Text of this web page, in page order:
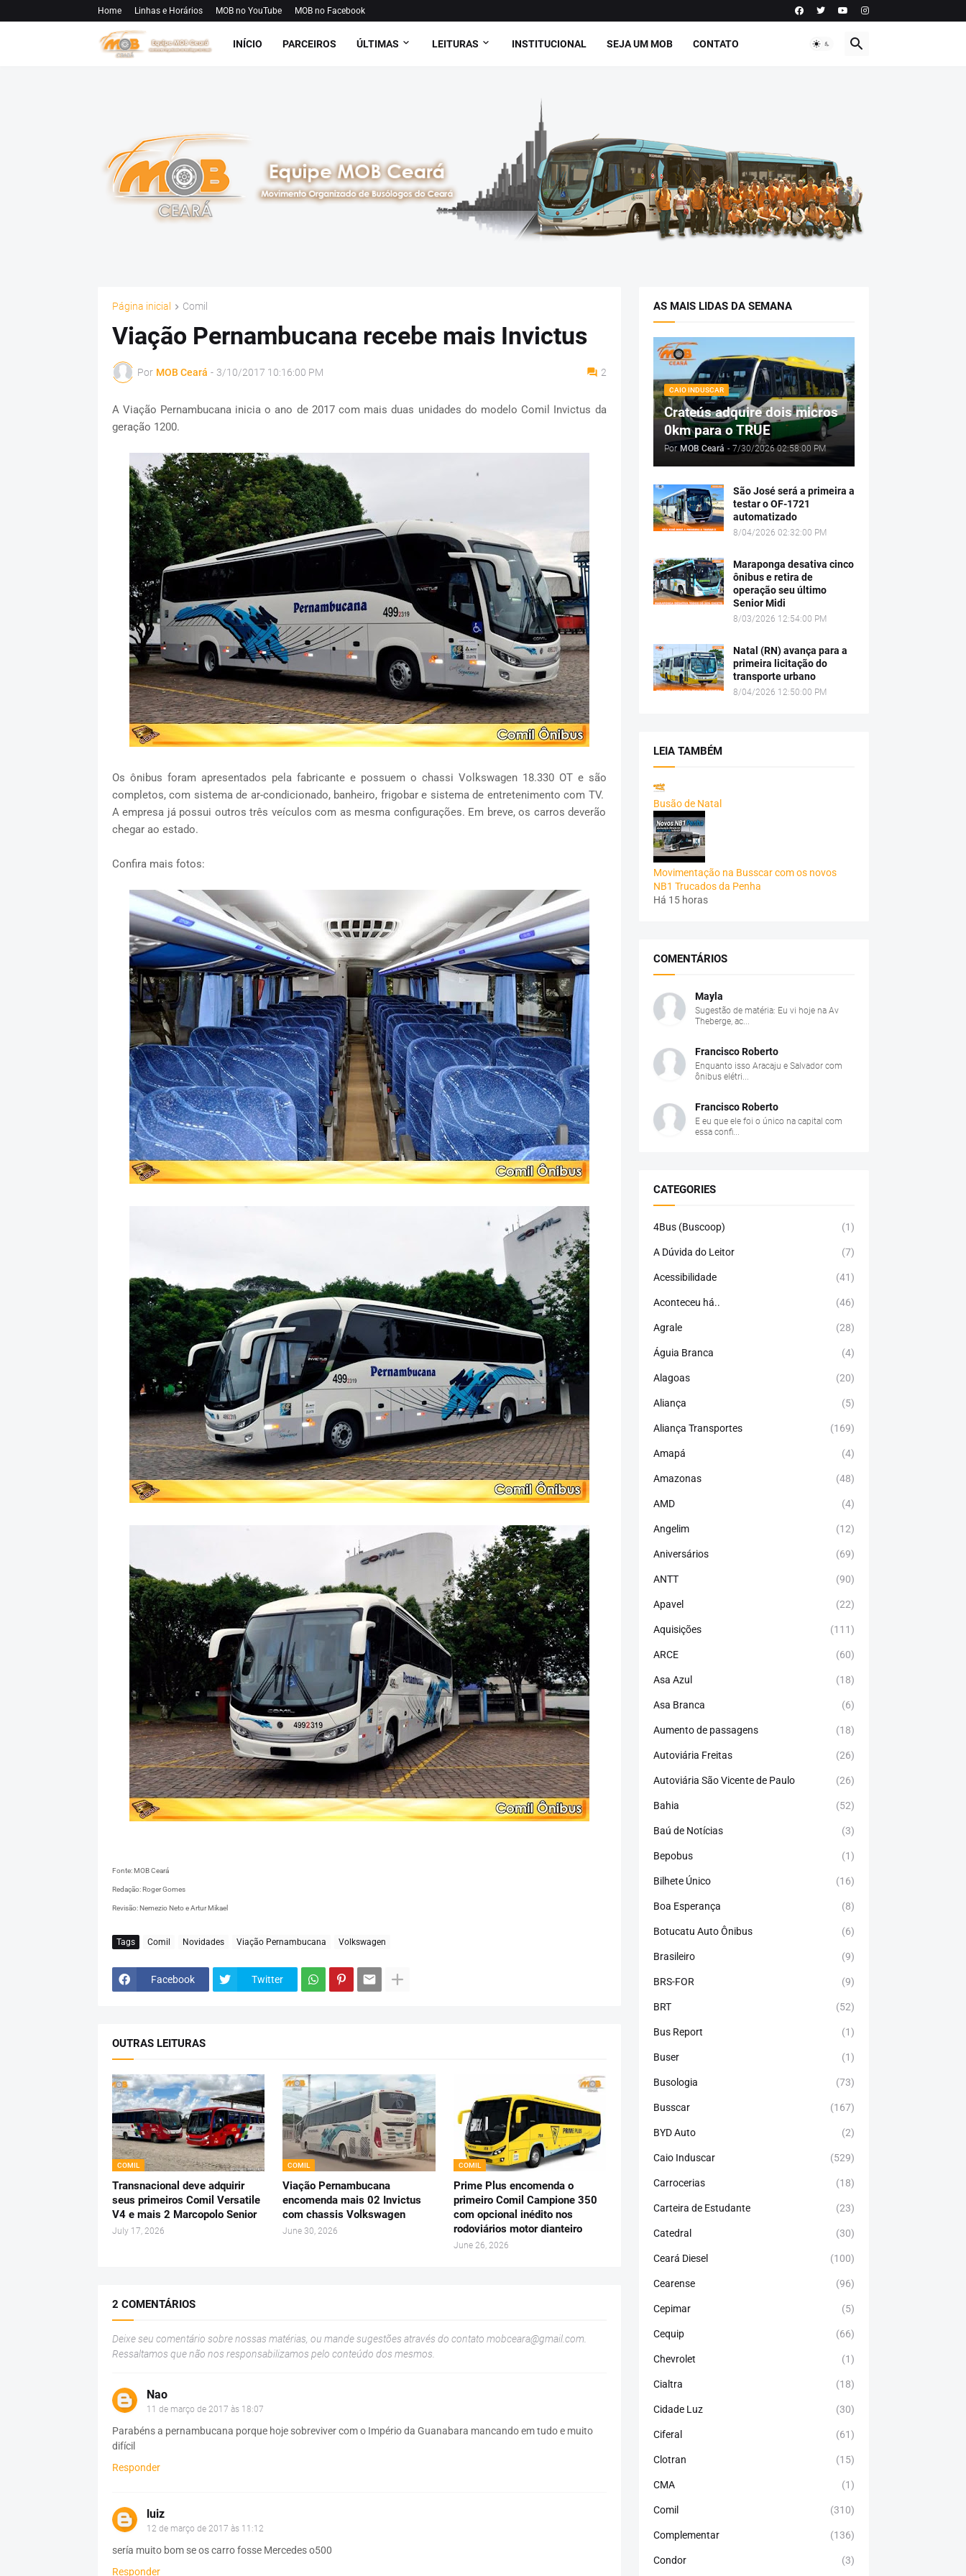
Home Linhas e Horários MOB no YouTube MOB no Facebook
INÍCIO PARCEIROS ÚLTIMAS LEITURAS INSTITUCIONAL SEJA UM MOB CONTATO
Página inicial Comil
Viação Pernambucana recebe mais Invictus
Por MOB Ceará - 3/10/2017 10:16:00 PM 2
A Viação Pernambucana inicia o ano de 2017 com mais duas unidades do modelo Comil Invictus da
geração 1200.
Os ônibus foram apresentados pela fabricante e possuem o chassi Volkswagen 18.330 OT e são
completos, com sistema de ar-condicionado, banheiro, frigobar e sistema de entretenimento com TV.
A empresa já possui outros três veículos com as mesma configurações. Em breve, os carros deverão
chegar ao estado.
Confira mais fotos:
Fonte: MOB Ceará
Redação: Roger Gomes
Revisão: Nemezio Neto e Artur Mikael
Tags Comil Novidades Viação Pernambucana Volkswagen
Facebook Twitter
OUTRAS LEITURAS
COMIL
Transnacional deve adquirir
seus primeiros Comil Versatile
V4 e mais 2 Marcopolo Senior
July 17, 2026
COMIL
Viação Pernambucana
encomenda mais 02 Invictus
com chassis Volkswagen
June 30, 2026
COMIL
Prime Plus encomenda o
primeiro Comil Campione 350
com opcional inédito nos
rodoviários motor dianteiro
June 26, 2026
2 COMENTÁRIOS
Deixe seu comentário sobre nossas matérias, ou mande sugestões através do contato mobceara@gmail.com.
Ressaltamos que não nos responsabilizamos pelo conteúdo dos mesmos.
Nao
11 de março de 2017 às 18:07
Parabéns a pernambucana porque hoje sobreviver com o Império da Guanabara mancando em tudo e muito
difícil
Responder
luiz
12 de março de 2017 às 11:12
sería muito bom se os carro fosse Mercedes o500
Responder
AS MAIS LIDAS DA SEMANA
CAIO INDUSCAR
Crateús adquire dois micros
0km para o TRUE
Por MOB Ceará - 7/30/2026 02:58:00 PM
São José será a primeira a
testar o OF-1721
automatizado
8/04/2026 02:32:00 PM
Maraponga desativa cinco
ônibus e retira de
operação seu último
Senior Midi
8/03/2026 12:54:00 PM
Natal (RN) avança para a
primeira licitação do
transporte urbano
8/04/2026 12:50:00 PM
LEIA TAMBÉM
Busão de Natal
Movimentação na Busscar com os novos
NB1 Trucados da Penha
Há 15 horas
COMENTÁRIOS
Mayla
Sugestão de matéria: Eu vi hoje na Av
Theberge, ac...
Francisco Roberto
Enquanto isso Aracaju e Salvador com
ônibus elétri...
Francisco Roberto
E eu que ele foi o único na capital com
essa confi...
CATEGORIES
4Bus (Buscoop) (1)
A Dúvida do Leitor (7)
Acessibilidade (41)
Aconteceu há.. (46)
Agrale (28)
Águia Branca (4)
Alagoas (20)
Aliança (5)
Aliança Transportes (169)
Amapá (4)
Amazonas (48)
AMD (4)
Angelim (12)
Aniversários (69)
ANTT (90)
Apavel (22)
Aquisições (111)
ARCE (60)
Asa Azul (18)
Asa Branca (6)
Aumento de passagens (18)
Autoviária Freitas (26)
Autoviária São Vicente de Paulo (26)
Bahia (52)
Baú de Notícias (3)
Bepobus (1)
Bilhete Único (16)
Boa Esperança (8)
Botucatu Auto Ônibus (6)
Brasileiro (9)
BRS-FOR (9)
BRT (52)
Bus Report (1)
Buser (1)
Busologia (73)
Busscar (167)
BYD Auto (2)
Caio Induscar (529)
Carrocerias (18)
Carteira de Estudante (23)
Catedral (30)
Ceará Diesel (100)
Cearense (96)
Cepimar (5)
Cequip (66)
Chevrolet (1)
Cialtra (18)
Cidade Luz (30)
Ciferal (61)
Clotran (15)
CMA (1)
Comil (310)
Complementar (136)
Condor (3)